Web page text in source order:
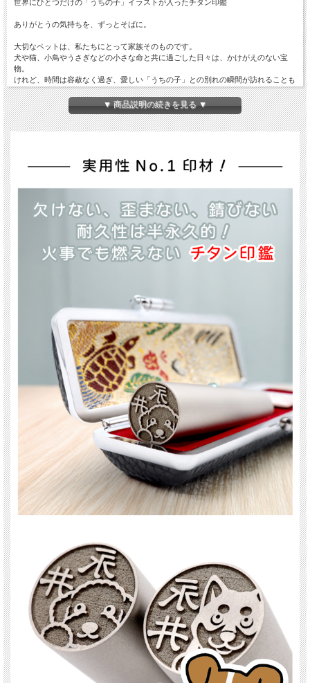
世界にひとつだけの「うちの子」イラストが入ったチタン印鑑
ありがとうの気持ちを、ずっとそばに。
大切なペットは、私たちにとって家族そのものです。
犬や猫、小鳥やうさぎなどの小さな命と共に過ごした日々は、かけがえのない宝
物。
けれど、時間は容赦なく過ぎ、愛しい「うちの子」との別れの瞬間が訪れることも
あります。
あの子が旅立ってから何年経っても、名前を呼ぶだけで胸が締めつけられたり、写
真を見て涙がこぼれることもあるでしょう。
そんな想いに寄り添うために生まれたのが、世界にひとつだけの「動物イラスト入
1000種類以上の豊富な動物イラストをご用意！
「うちの子」がきっと見つかる——。
当店では、犬・猫をはじめとする1000種類以上のペットに特化したイラストをご
用意しています。
ン、ノルウェージャンフォレストキャットなど豊富な種類をご用意。
さらに、うさぎ、ハムスター、フェレット、インコ、オウム、文鳥、カメ、熱帯魚
など、珍しいペットにも対応。
「本当にうちの子にそっくりなイラストが見つかって涙が出た」
「珍しい種類まであって感激！」
と、多くのお客様から喜びの声をいただいています。
チタン製は“一生モノ”
印鑑の素材には、チタンを採用しています。
チタンは硬度が高く、錆びず、摩耗にも強いため、長年使用しても劣化しにくいの
銀行印、認印として安心してご利用いただけます。
さらに、チタンは金属アレルギーにも配慮された安全素材。
毎日使うものだからこそ、高級感と耐久性を兼ね備えた“一生モノ”の素材にこだわ
りました。
イラスト入りで個性と安心を両立
ルイラスト入り印鑑。
個性を大切にできるだけでなく、他人と被らないため、偽造や盗用のリスクを大幅
に低減できます。
契約や銀行手続きといった大切な場面で、「うちの子」がそっと寄り添ってくれ
そんな心の支えになる存在でもあります。
ギフト・記念品としても最適
「ありがとう」の気持ちを贈れる特別なプレゼントとして、多くの方に選ばれてい
▼ 商品説明の続きを見る ▼